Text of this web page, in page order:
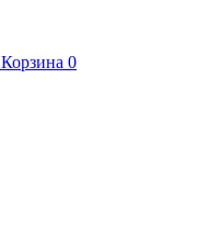
Корзина 0